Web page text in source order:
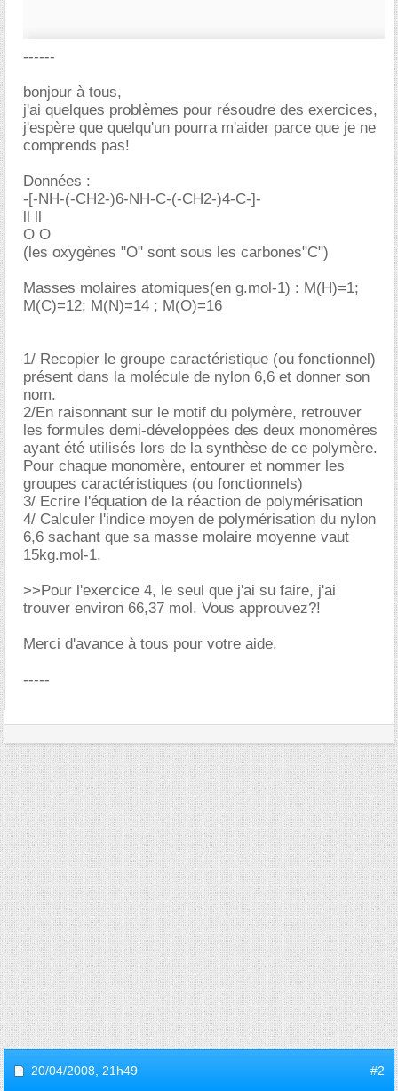
------
bonjour à tous,
j'ai quelques problèmes pour résoudre des exercices,
j'espère que quelqu'un pourra m'aider parce que je ne
comprends pas!
Données :
-[-NH-(-CH2-)6-NH-C-(-CH2-)4-C-]-
ll ll
O O
(les oxygènes "O" sont sous les carbones"C")
Masses molaires atomiques(en g.mol-1) : M(H)=1;
M(C)=12; M(N)=14 ; M(O)=16
1/ Recopier le groupe caractéristique (ou fonctionnel)
présent dans la molécule de nylon 6,6 et donner son
nom.
2/En raisonnant sur le motif du polymère, retrouver
les formules demi-développées des deux monomères
ayant été utilisés lors de la synthèse de ce polymère.
Pour chaque monomère, entourer et nommer les
groupes caractéristiques (ou fonctionnels)
3/ Ecrire l'équation de la réaction de polymérisation
4/ Calculer l'indice moyen de polymérisation du nylon
6,6 sachant que sa masse molaire moyenne vaut
15kg.mol-1.
>>Pour l'exercice 4, le seul que j'ai su faire, j'ai
trouver environ 66,37 mol. Vous approuvez?!
Merci d'avance à tous pour votre aide.
-----
20/04/2008, 21h49 #2